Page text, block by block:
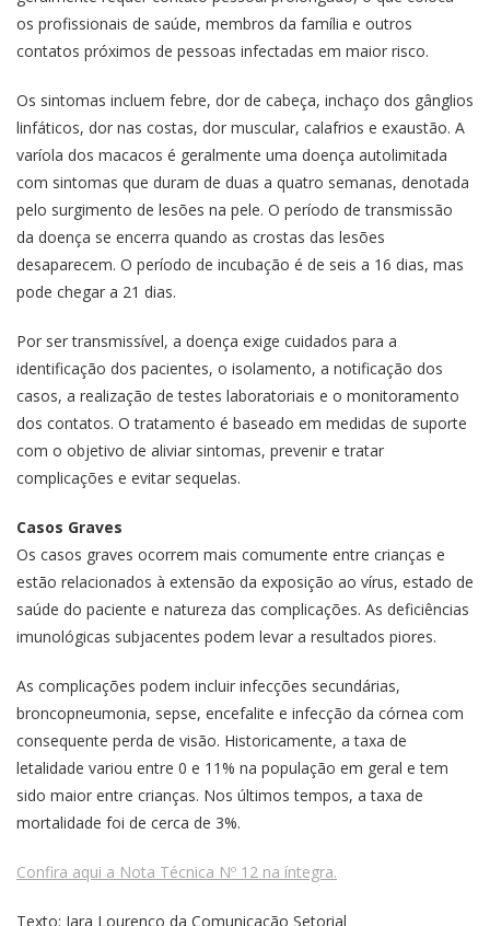
os profissionais de saúde, membros da família e outros
contatos próximos de pessoas infectadas em maior risco.
Os sintomas incluem febre, dor de cabeça, inchaço dos gânglios
linfáticos, dor nas costas, dor muscular, calafrios e exaustão. A
varíola dos macacos é geralmente uma doença autolimitada
com sintomas que duram de duas a quatro semanas, denotada
pelo surgimento de lesões na pele. O período de transmissão
da doença se encerra quando as crostas das lesões
desaparecem. O período de incubação é de seis a 16 dias, mas
pode chegar a 21 dias.
Por ser transmissível, a doença exige cuidados para a
identificação dos pacientes, o isolamento, a notificação dos
casos, a realização de testes laboratoriais e o monitoramento
dos contatos. O tratamento é baseado em medidas de suporte
com o objetivo de aliviar sintomas, prevenir e tratar
complicações e evitar sequelas.
Casos Graves
Os casos graves ocorrem mais comumente entre crianças e
estão relacionados à extensão da exposição ao vírus, estado de
saúde do paciente e natureza das complicações. As deficiências
imunológicas subjacentes podem levar a resultados piores.
As complicações podem incluir infecções secundárias,
broncopneumonia, sepse, encefalite e infecção da córnea com
consequente perda de visão. Historicamente, a taxa de
letalidade variou entre 0 e 11% na população em geral e tem
sido maior entre crianças. Nos últimos tempos, a taxa de
mortalidade foi de cerca de 3%.
Confira aqui a Nota Técnica Nº 12 na íntegra.
Texto: Iara Lourenço da Comunicação Setorial